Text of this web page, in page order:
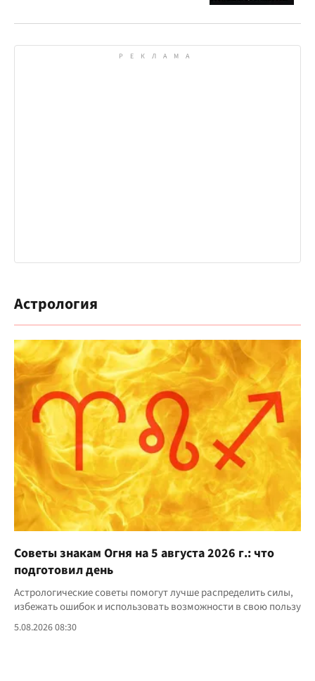
Астрология
Советы знакам Огня на 5 августа 2026 г.: что
подготовил день
Астрологические советы помогут лучше распределить силы,
избежать ошибок и использовать возможности в свою пользу
5.08.2026 08:30